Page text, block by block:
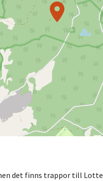
det finns trappor till